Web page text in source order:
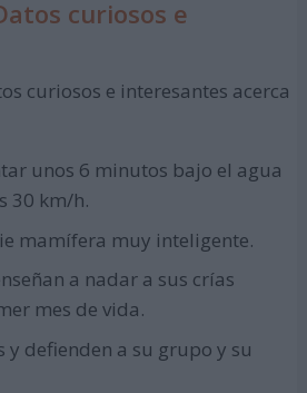
curiosos e
curiosos e interesantes acerca
unos 6 minutos bajo el agua
30 km/h.
mamífera muy inteligente.
a nadar a sus crías
mes de vida.
y defienden a su grupo y su